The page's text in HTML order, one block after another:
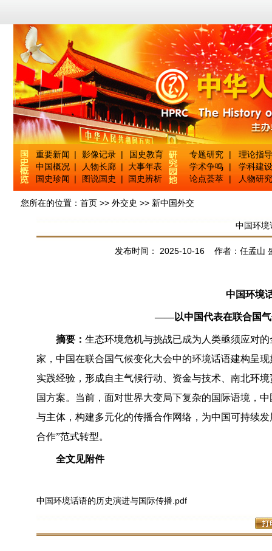
重要新闻 | 影像记录 |
国史教育
中国概况 | 人物长廊 |
大事年表
国史珍闻 | 图说国史 | 国史辨析
专题研究 |
理论指导
学术争鸣
|
学科建设
论点荟萃
| 人物研究
您所在的位置： 首页 >> 外交史 >> 新中国外交
中国环境
发布时间： 2025-10-16 作者：任孟山
中国环境
——以中国代表在联合国气
摘要： 生态环境危机与挑战已成为人类亟须应对
家，中国在联合国气候变化大会中的环境话语建构呈
实践经验，形成自主气候行动、资金与技术、南北环
国方案。当前，面对世界大变局下复杂的国际语境，
与主体，构建多元化的传播合作网络，为中国可持续
合作”范式转型。
全文见附件
中国环境话语的历史演进与国际传播.pdf